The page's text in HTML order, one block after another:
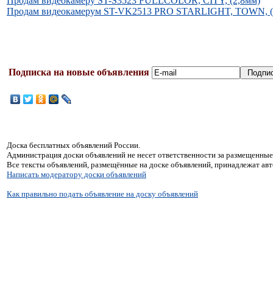
Продам видеокамерум ST-VK2513 PRO STARLIGHT, TOWN,
Подписка на новые объявления
Доска бесплатных объявлений России.
Администрация доски объявлений не несет ответственности за
Все тексты объявлений, размещённые на доске объявлений, принадлежат
Написать модератору доски объявлений
Как правильно подать объявление на доску объявлений